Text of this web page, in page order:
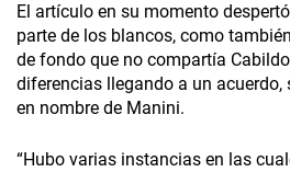
El artículo en su momento
parte de los blancos, como
de fondo que no compartía
diferencias llegando a un
en nombre de Manini.
“Hubo varias instancias en las